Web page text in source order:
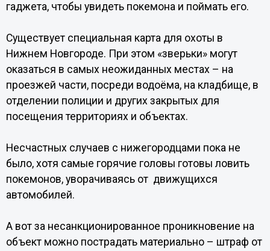
гаджета, чтобы увидеть покемона и поймать его.
Существует специальная карта для охоты в
Нижнем Новгороде. При этом «зверьки» могут
оказаться в самых неожиданных местах – на
проезжей части, посреди водоёма, на кладбище, в
отделении полиции и других закрытых для
посещения территориях и объектах.
Несчастных случаев с нижегородцами пока не
было, хотя самые горячие головы готовы ловить
покемонов, уворачиваясь от движущихся
автомобилей.
А вот за несанкционированное проникновение на
объект можно пострадать материально – штраф от